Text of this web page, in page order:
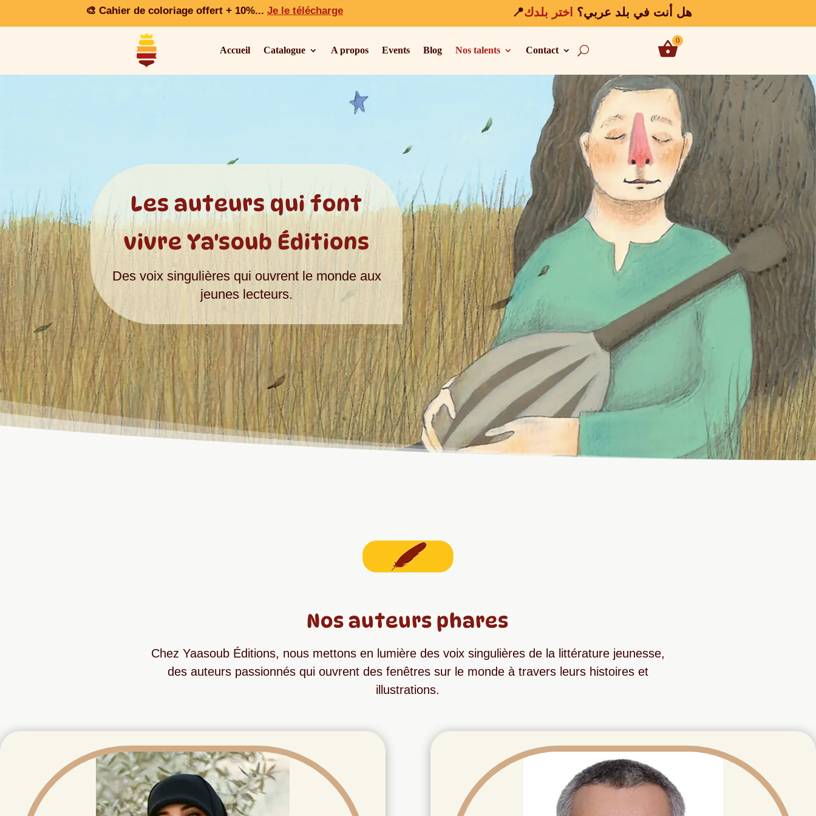
🎨 Cahier de coloriage offert + 10%... Je le télécharge 📍هل أنت في بلد عربي؟ اختر بلدك
Accueil Catalogue A propos Events Blog Nos talents Contact
0
Les auteurs qui font
vivre Ya'soub Éditions
Des voix singulières qui ouvrent le monde aux
jeunes lecteurs.
Nos auteurs phares
Chez Yaasoub Éditions, nous mettons en lumière des voix singulières de la littérature jeunesse,
des auteurs passionnés qui ouvrent des fenêtres sur le monde à travers leurs histoires et
illustrations.